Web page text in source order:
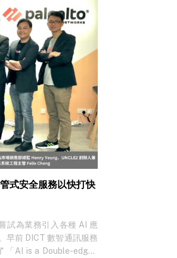
式安全服務以快打快
試為業務引入各種 AI 應
早前 DICT 數智通訊服務
AI is a Double-edged